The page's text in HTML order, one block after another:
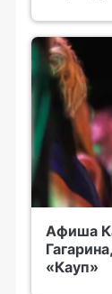
Афиша
«Кауп»